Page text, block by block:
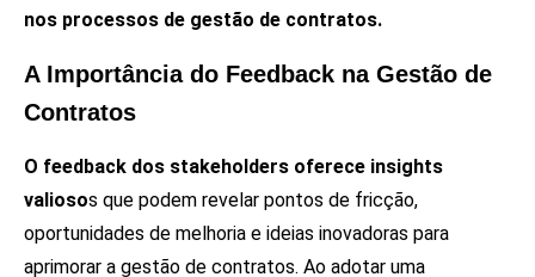
nos processos de gestão de contratos.
A Importância do Feedback na Gestão de
Contratos
O feedback dos stakeholders oferece insights
valiosos que podem revelar pontos de fricção,
oportunidades de melhoria e ideias inovadoras para
aprimorar a gestão de contratos. Ao adotar uma